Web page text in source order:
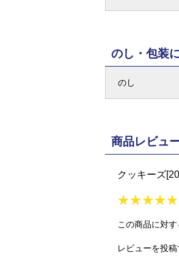
のし・包装
のし
商品レビュ
クッキーズ
★★★★★
★★★★★
この商品に対
レビューを投